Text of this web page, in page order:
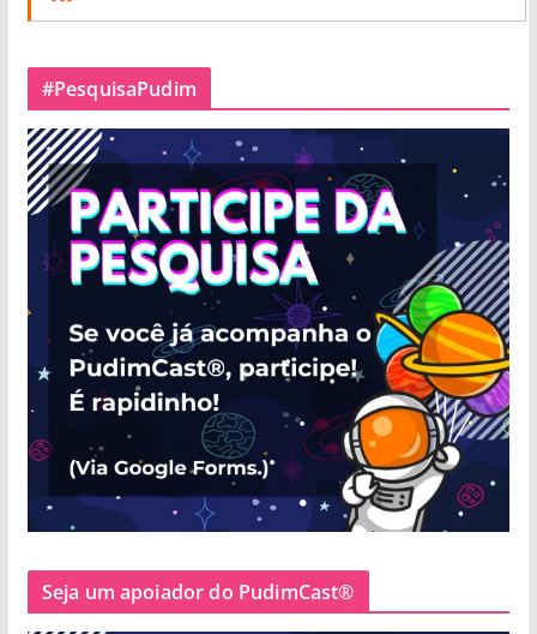
#PesquisaPudim
Seja um apoiador do PudimCast®